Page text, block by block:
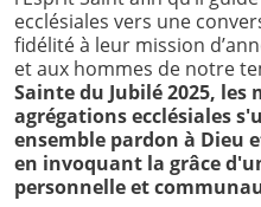
ecclésiales vers une
fidélité à leur mission
et aux hommes de notre
Sainte du Jubilé 2025, les
agrégations ecclésiales
ensemble pardon à Dieu
en invoquant la grâce
personnelle et